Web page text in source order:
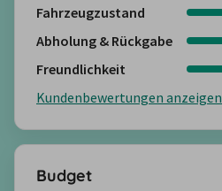
Fahrzeugzustand
Abholung & Rückgabe
Freundlichkeit
Kundenbewertungen anzeigen
Budget